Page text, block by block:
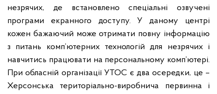
незрячих, де встановлено спеціальні озвучені
програми екранного доступу. У даному центрі
кожен бажаючий може отримати повну інформацію
з питань комп’ютерних технологій для незрячих і
навчитись працювати на персональному комп’ютері.
При обласній організації УТОС є два осередки, це –
Херсонська територіально-виробнича первинна і